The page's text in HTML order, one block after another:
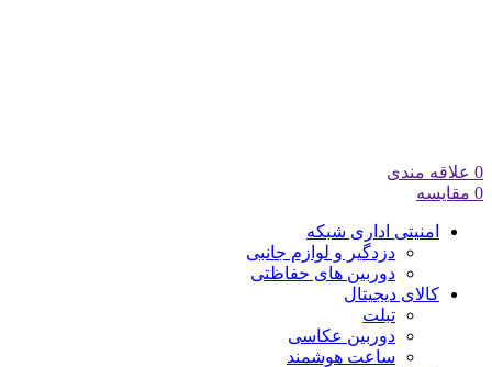
0 علاقه مندی
0 مقایسه
امنیتی اداری شبکه
دزدگیر و لوازم جانبی
دوربین های حفاظتی
کالای دیجیتال
تبلت
دوربین عکاسی
ساعت هوشمند